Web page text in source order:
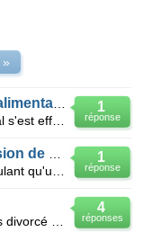
»
1
réponse
1
réponse
4
réponses